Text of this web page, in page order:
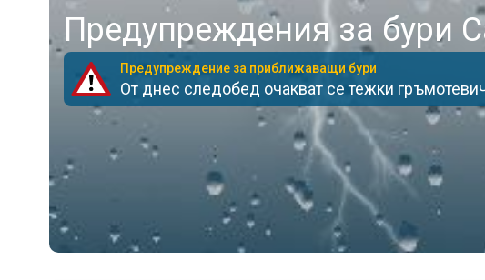
Предупреждения за бури
Предупреждение за приближаващи бури
От днес следобед очакват се тежки